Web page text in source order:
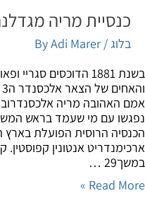
כנסיית מריה
בלוג/ By
Adi Marer
האהובה מריה
עם מי שעמד בראש המשלחת
אנטונין קפוסטין.
…
Read